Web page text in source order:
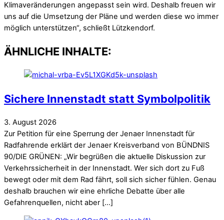
Klimaveränderungen angepasst sein wird. Deshalb freuen wir
uns auf die Umsetzung der Pläne und werden diese wo immer
möglich unterstützen“, schließt Lützkendorf.
ÄHNLICHE INHALTE:
Sichere Innenstadt statt Symbolpolitik
3. August 2026
Zur Petition für eine Sperrung der Jenaer Innenstadt für
Radfahrende erklärt der Jenaer Kreisverband von BÜNDNIS
90/DIE GRÜNEN: „Wir begrüßen die aktuelle Diskussion zur
Verkehrssicherheit in der Innenstadt. Wer sich dort zu Fuß
bewegt oder mit dem Rad fährt, soll sich sicher fühlen. Genau
deshalb brauchen wir eine ehrliche Debatte über alle
Gefahrenquellen, nicht aber […]